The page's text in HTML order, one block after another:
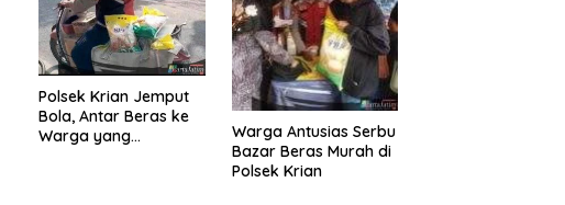
Polsek Krian Jemput
Bola, Antar Beras ke
Warga yang
Warga Antusias Serbu
Bazar Beras Murah di
Polsek Krian